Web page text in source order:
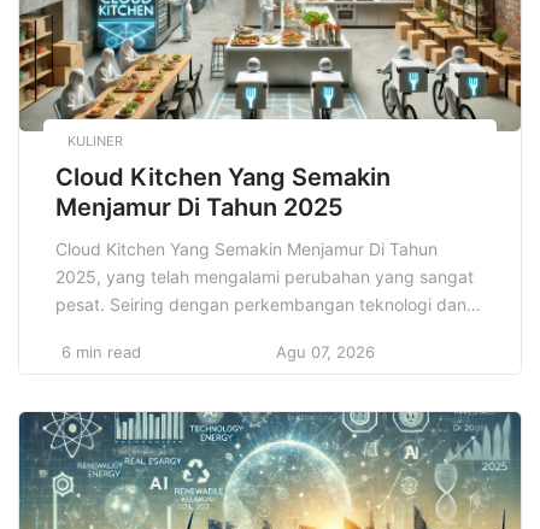
KULINER
Cloud Kitchen Yang Semakin
Menjamur Di Tahun 2025
Cloud Kitchen Yang Semakin Menjamur Di Tahun
2025, yang telah mengalami perubahan yang sangat
pesat. Seiring dengan perkembangan teknologi dan
fenomena yang semakin menonjol dalam sektor ini
juga dikenal sebagai dapur virtual, ghost kitchen, atau
dark kitchen. Cloud Kitchen merupakan konsep bisnis
kuliner […]
6 min read Agu 07, 2026